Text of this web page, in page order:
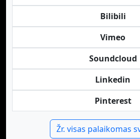
Bilibili
Vimeo
Soundcloud
Linkedin
Pinterest
Žr. visas palaikomas